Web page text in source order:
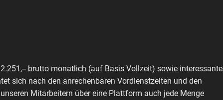
brutto monatlich (auf Basis Vollzeit) sowie interessante
sich nach den anrechenbaren Vordienstzeiten und den
Mitarbeitern über eine Plattform auch jede Menge